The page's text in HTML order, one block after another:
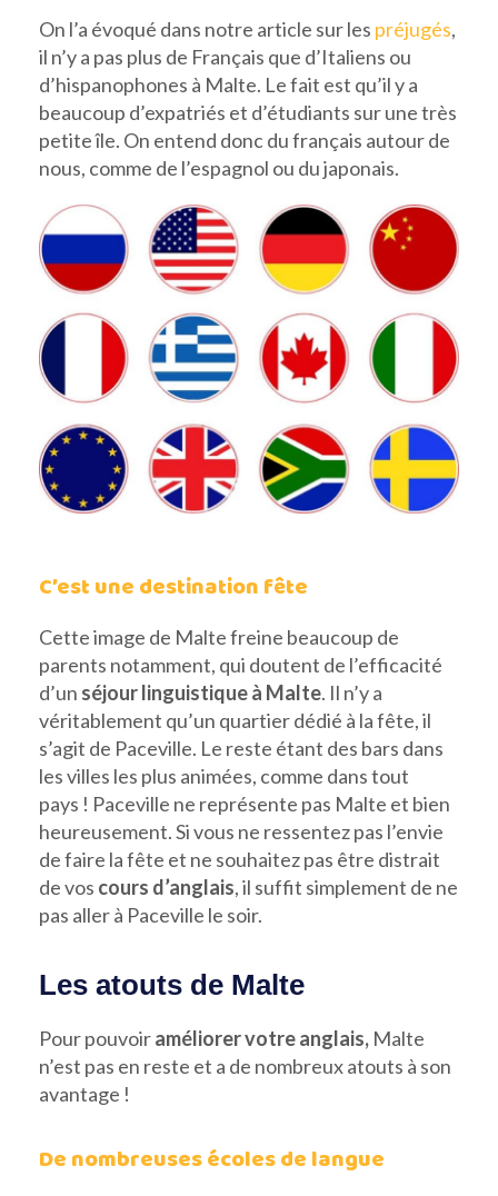
On l’a évoqué dans notre article sur les préjugés,
il n’y a pas plus de Français que d’Italiens ou
d’hispanophones à Malte. Le fait est qu’il y a
beaucoup d’expatriés et d’étudiants sur une très
petite île. On entend donc du français autour de
nous, comme de l’espagnol ou du japonais.
C’est une destination fête
Cette image de Malte freine beaucoup de
parents notamment, qui doutent de l’efficacité
d’un séjour linguistique à Malte. Il n’y a
véritablement qu’un quartier dédié à la fête, il
s’agit de Paceville. Le reste étant des bars dans
les villes les plus animées, comme dans tout
pays ! Paceville ne représente pas Malte et bien
heureusement. Si vous ne ressentez pas l’envie
de faire la fête et ne souhaitez pas être distrait
de vos cours d’anglais, il suffit simplement de ne
pas aller à Paceville le soir.
Les atouts de Malte
Pour pouvoiraméliorer votre anglais, Malte
n’est pas en reste et a de nombreux atouts à son
avantage !
De nombreuses écoles de langue